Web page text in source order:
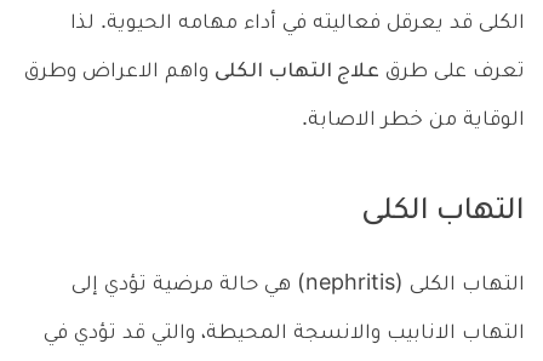
الكلى قد يعرقل فعاليته في أداء مهامه الحيوية. لذا
تعرف على طرق علاج التهاب الكلى واهم الاعراض وطرق
الوقاية من خطر الاصابة.
التهاب الكلى
التهاب الكلى (nephritis) هي حالة مرضية تؤدي إلى
التهاب الانابيب والانسجة المحيطة، والتي قد تؤدي في